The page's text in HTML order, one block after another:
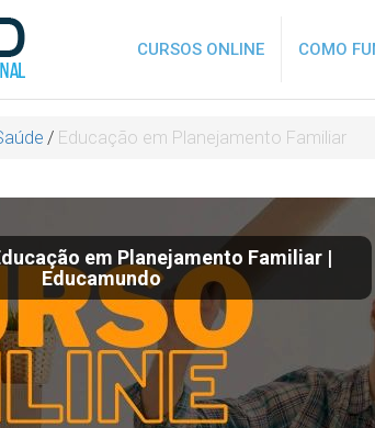
CURSOS ONLINE COMO
/ Educação em Planejamento Familiar
em Planejamento Familiar |
Educamundo